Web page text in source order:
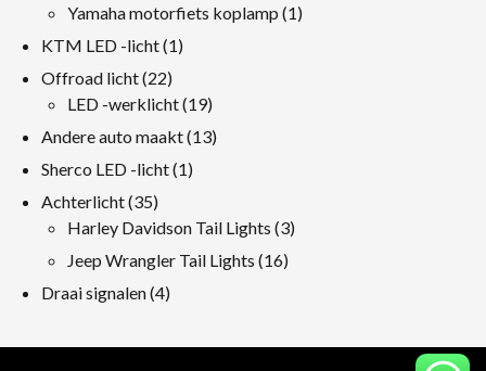
Yamaha motorfiets koplamp 11
KTM LED -licht 11
Offroad licht 2222
producten
LED -werklicht 1919
producten
Andere auto maakt 1313
Sherco LED -licht 11
Achterlicht 3535
producten
Harley Davidson Tail Lights 33
Jeep Wrangler Tail Lights 1616
Draai signalen 44